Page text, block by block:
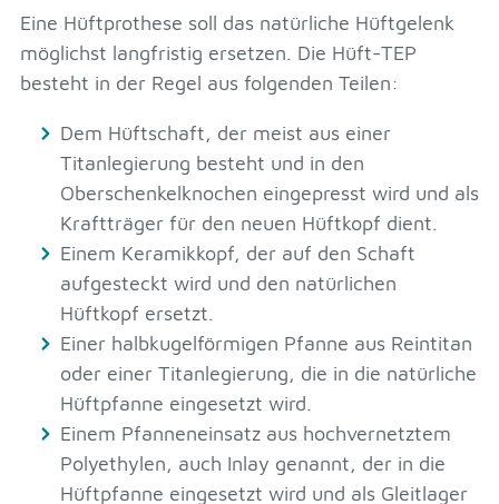
Eine Hüftprothese soll das natürliche Hüftgelenk
möglichst langfristig ersetzen. Die Hüft-TEP
besteht in der Regel aus folgenden Teilen:
Dem Hüftschaft, der meist aus einer
Titanlegierung besteht und in den
Oberschenkelknochen eingepresst wird und als
Kraftträger für den neuen Hüftkopf dient.
Einem Keramikkopf, der auf den Schaft
aufgesteckt wird und den natürlichen
Hüftkopf ersetzt.
Einer halbkugelförmigen Pfanne aus Reintitan
oder einer Titanlegierung, die in die natürliche
Hüftpfanne eingesetzt wird.
Einem Pfanneneinsatz aus hochvernetztem
Polyethylen, auch Inlay genannt, der in die
Hüftpfanne eingesetzt wird und als Gleitlager